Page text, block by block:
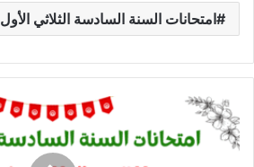
امتحانات السنة السادسة الثلاثي الأول
امتحانات
التربية
المدنية